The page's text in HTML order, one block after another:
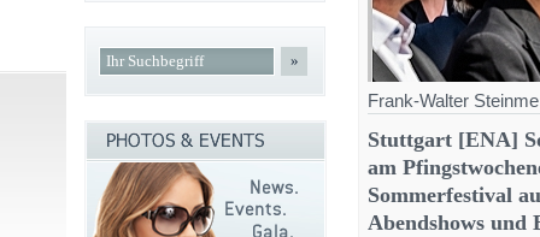
Frank-Walter
Stuttgart [ENA]
am
Sommerfestival
Abendshows und
»